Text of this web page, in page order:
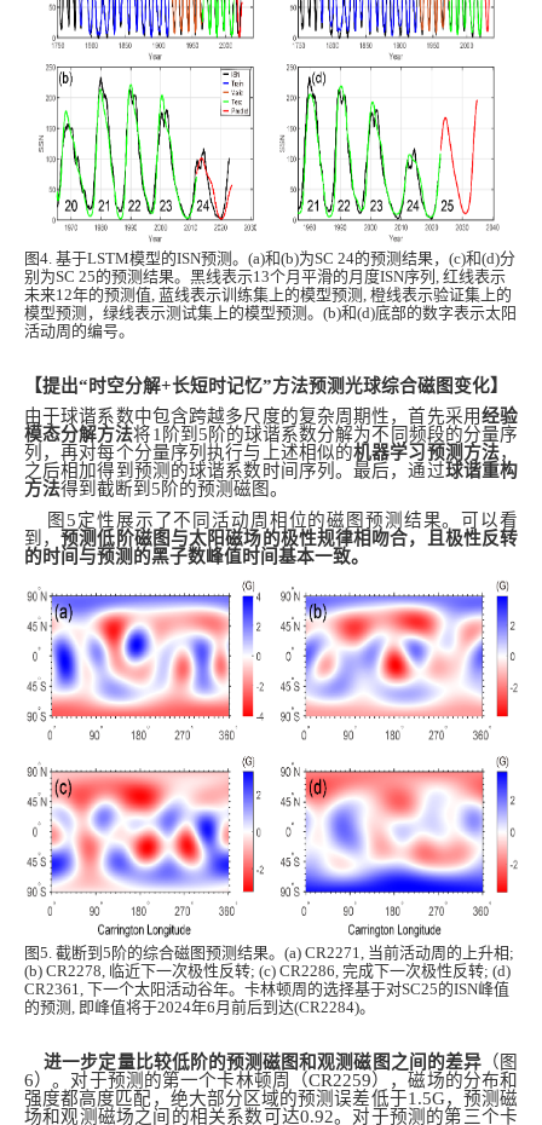
图4. 基于LSTM模型的ISN预测。(a)和(b)为SC 24的预测结果，(c)和(d)分
别为SC 25的预测结果。黑线表示13个月平滑的月度ISN序列, 红线表示
未来12年的预测值, 蓝线表示训练集上的模型预测, 橙线表示验证集上的
模型预测，绿线表示测试集上的模型预测。(b)和(d)底部的数字表示太阳
活动周的编号。
【提出“时空分解+长短时记忆”方法预测光球综合磁图变化】
由于球谐系数中包含跨越多尺度的复杂周期性，首先采用经验
模态分解方法将1阶到5阶的球谐系数分解为不同频段的分量序
列，再对每个分量序列执行与上述相似的机器学习预测方法，
之后相加得到预测的球谐系数时间序列。最后，通过球谐重构
方法得到截断到5阶的预测磁图。
图5定性展示了不同活动周相位的磁图预测结果。可以看
到，预测低阶磁图与太阳磁场的极性规律相吻合，且极性反转
的时间与预测的黑子数峰值时间基本一致。
图5. 截断到5阶的综合磁图预测结果。(a) CR2271, 当前活动周的上升相;
(b) CR2278, 临近下一次极性反转; (c) CR2286, 完成下一次极性反转; (d)
CR2361, 下一个太阳活动谷年。卡林顿周的选择基于对SC25的ISN峰值
的预测, 即峰值将于2024年6月前后到达(CR2284)。
进一步定量比较低阶的预测磁图和观测磁图之间的差异（图
6）。对于预测的第一个卡林顿周（CR2259），磁场的分布和
强度都高度匹配，绝大部分区域的预测误差低于1.5G，预测磁
场和观测磁场之间的相关系数可达0.92。对于预测的第三个卡